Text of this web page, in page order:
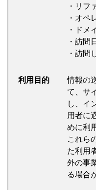
・リフ
・オペ
・ドメ
・訪問
・訪問
利用目的
情報の
て、サ
し、イ
用者に
めに利
これら
た利用
外の事
る場合